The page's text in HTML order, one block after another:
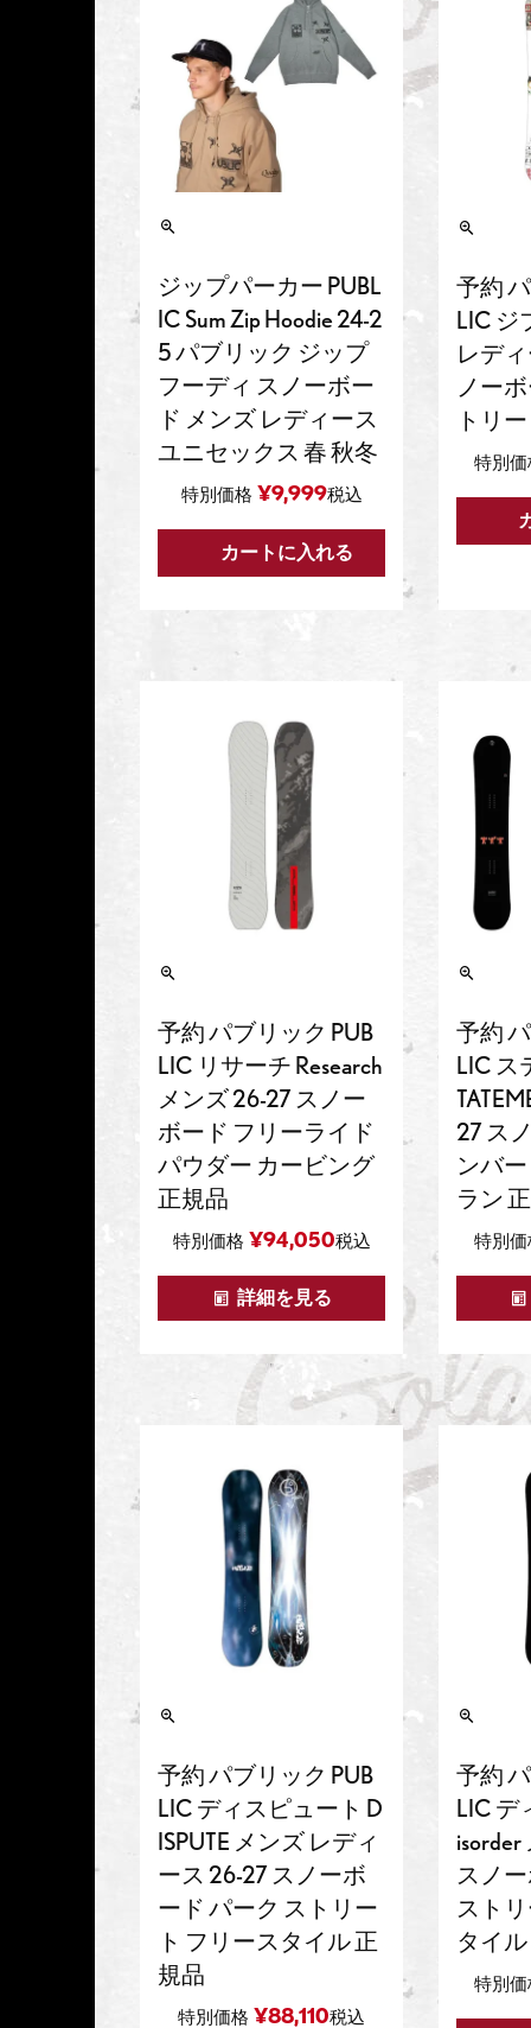
ジップパーカー PUBL
IC Sum Zip Hoodie 24-2
5 パブリック ジップ
フーディ スノーボー
ド メンズ レディース
ユニセックス 春 秋冬
特別価格 ¥9,999税込
カートに入れる
予約
LIC ジ
レデ
ノー
トリ
特別価
予約 パブリック PUB
LIC リサーチ Research
メンズ 26-27 スノー
ボード フリーライド
パウダー カービング
正規品
特別価格 ¥94,050税込
詳細を見る
予約
LIC ス
27 ス
ンバ
ラン
特別価
予約 パブリック PUB
LIC ディスピュート D
ISPUTE メンズ レディ
ース 26-27 スノーボ
ード パーク ストリー
ト フリースタイル 正
規品
特別価格 ¥88,110税込
予約
LIC デ
isorder
スノ
スト
タイ
特別価